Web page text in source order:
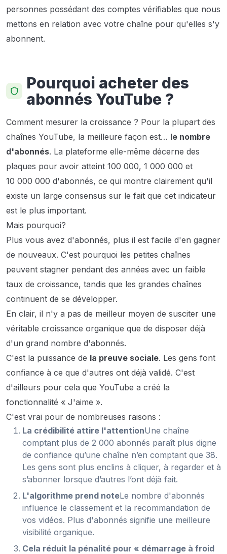
personnes possédant des comptes vérifiables que nous
mettons en relation avec votre chaîne pour qu'elles s'y
abonnent.
Pourquoi acheter des
abonnés YouTube ?
Comment mesurer la croissance ? Pour la plupart des
chaînes YouTube, la meilleure façon est… le nombre
d'abonnés. La plateforme elle-même décerne des
plaques pour avoir atteint 100 000, 1 000 000 et
10 000 000 d'abonnés, ce qui montre clairement qu'il
existe un large consensus sur le fait que cet indicateur
est le plus important.
Mais pourquoi?
Plus vous avez d'abonnés, plus il est facile d'en gagner
de nouveaux. C'est pourquoi les petites chaînes
peuvent stagner pendant des années avec un faible
taux de croissance, tandis que les grandes chaînes
continuent de se développer.
En clair, il n'y a pas de meilleur moyen de susciter une
véritable croissance organique que de disposer déjà
d'un grand nombre d'abonnés.
C'est la puissance de la preuve sociale. Les gens font
confiance à ce que d'autres ont déjà validé. C'est
d'ailleurs pour cela que YouTube a créé la
fonctionnalité « J'aime ».
C'est vrai pour de nombreuses raisons :
La crédibilité attire l'attentionUne chaîne
comptant plus de 2 000 abonnés paraît plus digne
de confiance qu’une chaîne n’en comptant que 38.
Les gens sont plus enclins à cliquer, à regarder et à
s’abonner lorsque d’autres l’ont déjà fait.
L'algorithme prend noteLe nombre d'abonnés
influence le classement et la recommandation de
vos vidéos. Plus d'abonnés signifie une meilleure
visibilité organique.
Cela réduit la pénalité pour « démarrage à froid